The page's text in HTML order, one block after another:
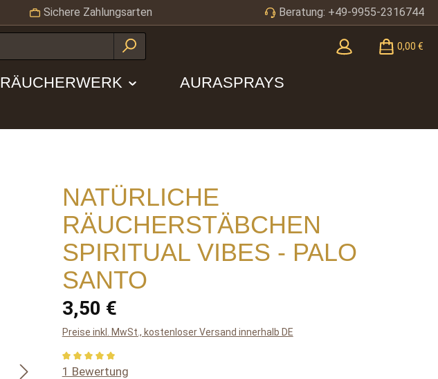
Sichere Zahlungsarten Beratung: +49-9955-2316744
0,00 €
RÄUCHERWERK
AURASPRAYS
NATÜRLICHE
RÄUCHERSTÄBCHEN
SPIRITUAL VIBES - PALO
SANTO
Regulärer Preis:
3,50 €
Preise inkl. MwSt., kostenloser Versand innerhalb DE
Durchschnittliche Bewertung von 5 von 5 Sternen
1 Bewertung